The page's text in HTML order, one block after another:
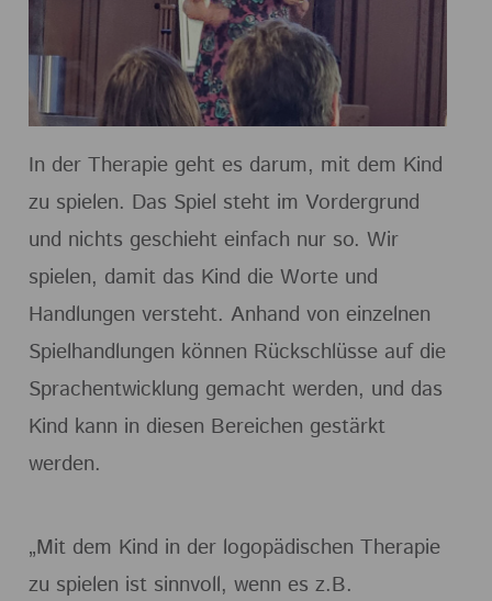
In der Therapie geht es darum, mit dem Kind
zu spielen. Das Spiel steht im Vordergrund
und nichts geschieht einfach nur so. Wir
spielen, damit das Kind die Worte und
Handlungen versteht. Anhand von einzelnen
Spielhandlungen können Rückschlüsse auf die
Sprachentwicklung gemacht werden, und das
Kind kann in diesen Bereichen gestärkt
werden.
„Mit dem Kind in der logopädischen Therapie
zu spielen ist sinnvoll, wenn es z.B.